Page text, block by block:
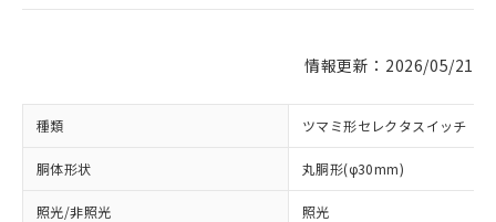
情報更新：2026/05/21
種類 ツマミ形セレクタスイッチ
胴体形状 丸胴形(φ30mm)
照光/非照光 照光